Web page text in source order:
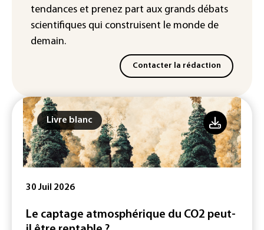
meurt malgré les soins
tendances et prenez part aux grands débats
scientifiques qui construisent le monde de
demain.
Contacter la rédaction
Livre blanc
30 Juil 2026
Le captage atmosphérique du CO2 peut-